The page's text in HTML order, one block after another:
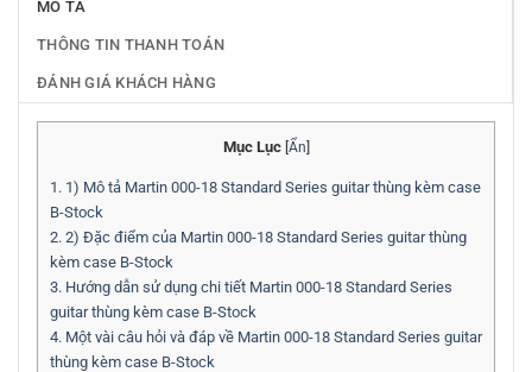
MÔ TẢ
THÔNG TIN THANH TOÁN
ĐÁNH GIÁ KHÁCH HÀNG
Mục Lục [Ẩn]
1. 1) Mô tả Martin 000-18 Standard Series guitar thùng kèm case
B-Stock
2. 2) Đặc điểm của Martin 000-18 Standard Series guitar thùng
kèm case B-Stock
3. Hướng dẫn sử dụng chi tiết Martin 000-18 Standard Series
guitar thùng kèm case B-Stock
4. Một vài câu hỏi và đáp về Martin 000-18 Standard Series guitar
thùng kèm case B-Stock